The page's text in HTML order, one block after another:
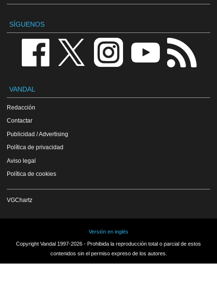
SÍGUENOS
VANDAL
Redacción
Contactar
Publicidad / Advertising
Política de privacidad
Aviso legal
Política de cookies
VGChartz
Versión en inglés
Copyright Vandal 1997-2026 - Prohibida la reproducción total o parcial de estos
contenidos sin el permiso expreso de los autores.